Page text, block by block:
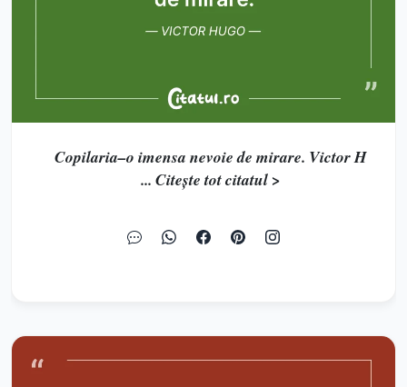
Copilaria–o imensa nevoie de mirare. Victor H
... Citește tot citatul >